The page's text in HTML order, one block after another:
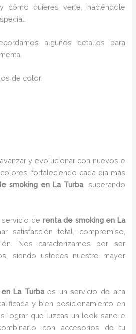
cómo quieres verte, haciéndote
algunos detalles para
de color.
y evolucionar con nuevos e
fortaleciendo cada día más
smoking en La Turba, superando
servicio de renta de smoking en La
satisfacción total, compromiso,
Nos caracterizamos por ser
siendo ustedes nuestro mayor
en La Turbaes un servicio de alta
y bien posicionamiento en
lograr que luzcas un look sano e
con accesorios de tu